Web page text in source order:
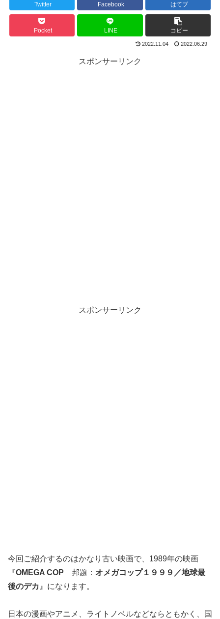
Twitter Facebook はてブ
Pocket LINE コピー
2022.11.04 2022.06.29
スポンサーリンク
スポンサーリンク
今回ご紹介するのはかなり古い映画で、1989年の映画
『OMEGA COP 邦題： オメガコップ１９９９／地球最
後のデカ 』になります。
日本の漫画やアニメ、ライトノベルなどならともかく、国